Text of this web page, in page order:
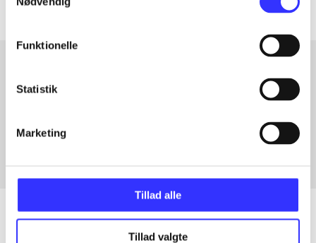
Funktionelle
Statistik
Marketing
Tillad alle
Tillad valgte
Artikler med samme emner